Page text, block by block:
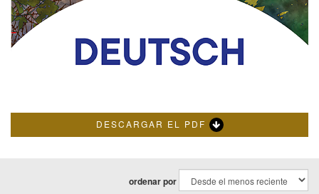
DESCARGAR EL PDF
ordenar por